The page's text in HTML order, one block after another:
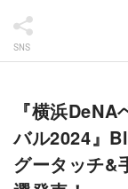
SNS
『横浜
バル2024』
グータッチ&